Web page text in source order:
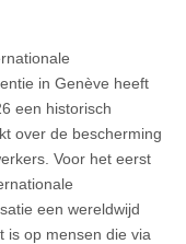
in Genève heeft
een historisch
over de bescherming
Voor het eerst
een wereldwijd
is op mensen die via